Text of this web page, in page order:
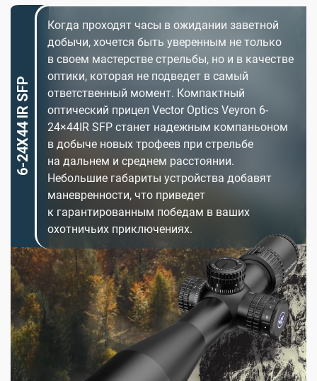
6-24X44 IR SFP
Когда проходят часы в ожидании заветной
добычи, хочется быть уверенным не только
в своем мастерстве стрельбы, но и в качестве
оптики, которая не подведет в самый
ответственный момент. Компактный
оптический прицел Vector Optics Veyron 6-
24×44IR SFP станет надежным компаньоном
в добыче новых трофеев при стрельбе
на дальнем и среднем расстоянии.
Небольшие габариты устройства добавят
маневренности, что приведет
к гарантированным победам в ваших
охотничьих приключениях.